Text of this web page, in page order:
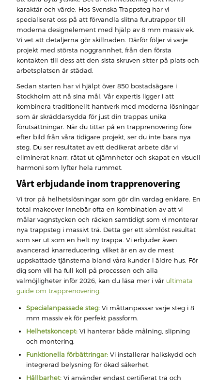
karaktär och värde. Hos Svenska Trappsteg har vi
specialiserat oss på att förvandla slitna furutrappor till
moderna designelement med hjälp av 8 mm massiv ek.
Vi vet att detaljerna gör skillnaden. Därför följer vi varje
projekt med största noggrannhet, från den första
kontakten till dess att den sista skruven sitter på plats och
arbetsplatsen är städad.
Sedan starten har vi hjälpt över 850 bostadsägare i
Stockholm att nå sina mål. Vår expertis ligger i att
kombinera traditionellt hantverk med moderna lösningar
som är skräddarsydda för just din trappas unika
förutsättningar. När du tittar på en trapprenovering före
efter bild från våra tidigare projekt, ser du inte bara nya
steg. Du ser resultatet av ett dedikerat arbete där vi
eliminerat knarr, rätat ut ojämnheter och skapat en visuell
harmoni som lyfter hela rummet.
Vårt erbjudande inom trapprenovering
Vi tror på helhetslösningar som gör din vardag enklare. En
total makeover innebär ofta en kombination av att vi
målar vagnstycken och räcken samtidigt som vi monterar
nya trappsteg i massivt trä. Detta ger ett sömlöst resultat
som ser ut som en helt ny trappa. Vi erbjuder även
avancerad knarreducering, vilket är en av de mest
uppskattade tjänsterna bland våra kunder i äldre hus. För
dig som vill ha full koll på processen och alla
valmöjligheter inför 2026, kan du läsa mer i vår ultimata
guide om trapprenovering.
Specialanpassade steg:Vi måttanpassar varje steg i 8
mm massiv ek för perfekt passform.
Helhetskoncept:Vi hanterar både målning, slipning
och montering.
Funktionella förbättringar:Vi installerar halkskydd och
integrerad belysning för ökad säkerhet.
Hållbarhet:Vi använder endast certifierat trä och